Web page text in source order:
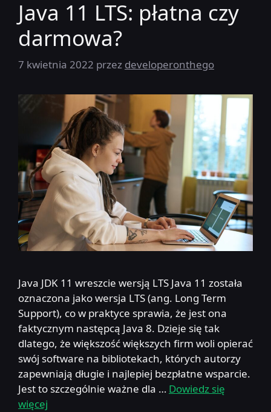
Java 11 LTS: płatna czy
darmowa?
7 kwietnia 2022 przez developeronthego
Java JDK 11 wreszcie wersją LTS Java 11 została
oznaczona jako wersja LTS (ang. Long Term
Support), co w praktyce sprawia, że jest ona
faktycznym następcą Java 8. Dzieje się tak
dlatego, że większość większych firm woli opierać
swój software na bibliotekach, których autorzy
zapewniają długie i najlepiej bezpłatne wsparcie.
Jest to szczególnie ważne dla … Dowiedz się
więcej